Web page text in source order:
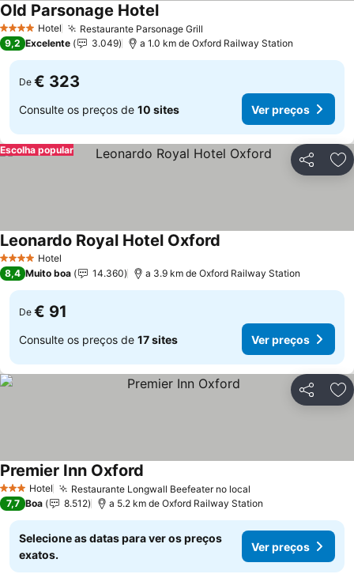
4 EstrelasHotel Restaurante Parsonage Grill
Old Parsonage HotelVer preços
9,2 Excelente 3.049 a 1.0 km de Oxford Railway Station
De € 323
Consulte os preços de 10 sites Ver preços
Partilhar
Escolha popular
4 EstrelasHotel
Leonardo Royal Hotel Oxford
8,4 Muito boa 14.360 a 3.9 km de Oxford Railway Station
De € 91
Consulte os preços de 17 sites Ver preços
Partilhar
3 EstrelasHotel Restaurante Longwall Beefeater no local
Premier Inn Oxford
7,7 Boa 8.512 a 5.2 km de Oxford Railway Station
Selecione as datas para ver os preços
exatos.
Ver preços